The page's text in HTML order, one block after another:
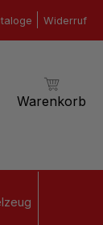
Widerruf
Warenkorb